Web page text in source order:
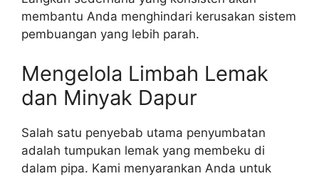
membantu Anda menghindari kerusakan sistem
pembuangan yang lebih parah.
Mengelola Limbah Lemak
dan Minyak Dapur
Salah satu penyebab utama penyumbatan
adalah tumpukan lemak yang membeku di
dalam pipa. Kami menyarankan Anda untuk